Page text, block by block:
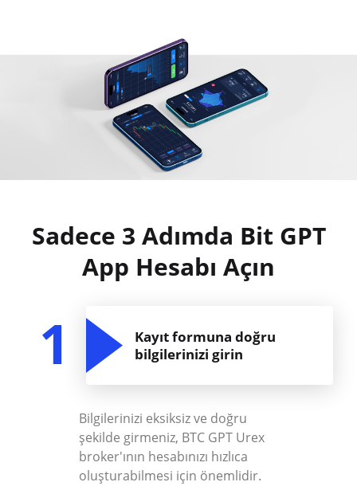
Sadece 3 Adımda Bit GPT
App Hesabı Açın
1
Kayıt formuna doğru
bilgilerinizi girin
Bilgilerinizi eksiksiz ve doğru
şekilde girmeniz, BTC GPT Urex
broker'ının hesabınızı hızlıca
oluşturabilmesi için önemlidir.